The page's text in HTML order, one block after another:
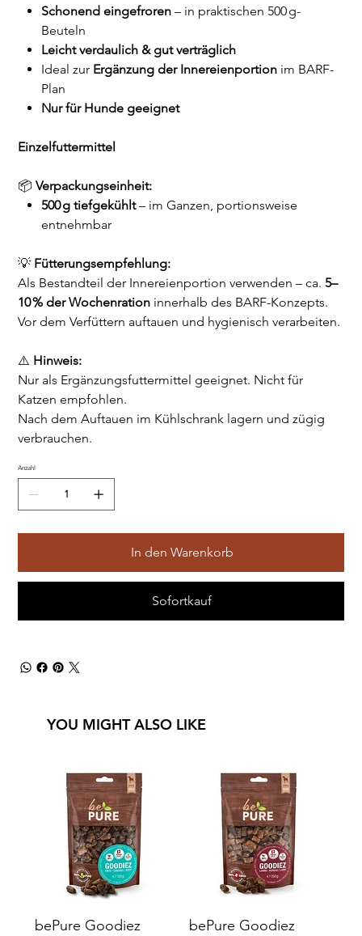
Schonend eingefroren – in praktischen 500 g-
Beuteln
Leicht verdaulich & gut verträglich
Ideal zur Ergänzung der Innereienportion im BARF-
Plan
Nur für Hunde geeignet
Einzelfuttermittel
📦Verpackungseinheit:
500 g tiefgekühlt– im Ganzen, portionsweise
entnehmbar
💡 Fütterungsempfehlung:
Als Bestandteil der Innereienportion verwenden – ca.5–
10 % der Wochenration innerhalb des BARF-Konzepts.
Vor dem Verfüttern auftauen und hygienisch verarbeiten.
⚠️ Hinweis:
Nur als Ergänzungsfuttermittel geeignet. Nicht für
Katzen empfohlen.
Nach dem Auftauen im Kühlschrank lagern und zügig
verbrauchen.
Anzahl
In den Warenkorb
Sofortkauf
YOU MIGHT ALSO LIKE
bePure Goodiez
bePure Goodiez